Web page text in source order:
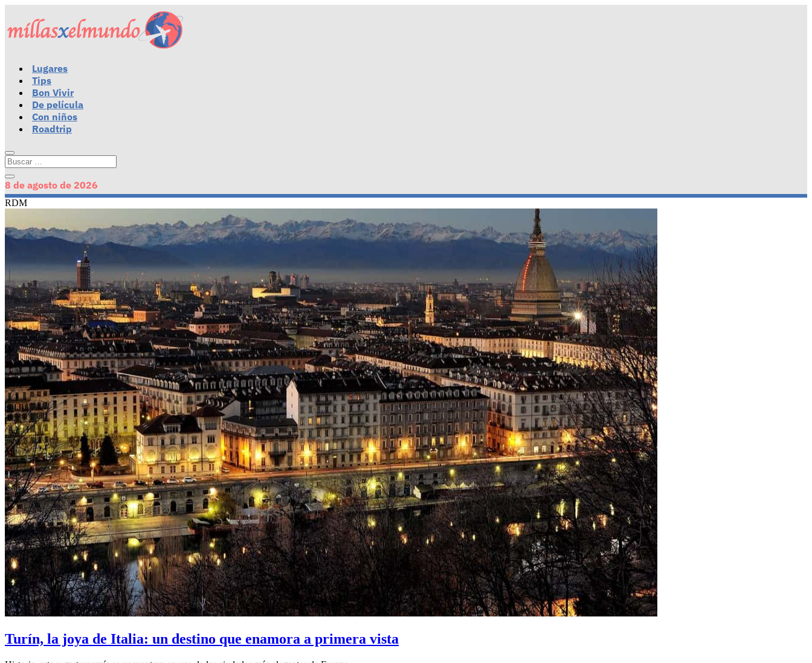
Lugares
Tips
Bon Vivir
De película
Con niños
Roadtrip
8 de agosto de 2026
RDM
Turín, la joya de Italia: un destino que enamora a primera vista